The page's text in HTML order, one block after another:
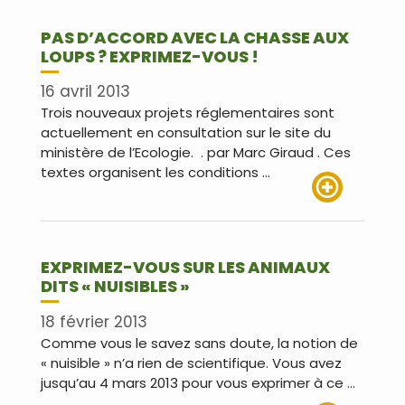
PAS D’ACCORD AVEC LA CHASSE AUX
LOUPS ? EXPRIMEZ-VOUS !
16 avril 2013
Trois nouveaux projets réglementaires sont
actuellement en consultation sur le site du
ministère de l’Ecologie. . par Marc Giraud . Ces
textes organisent les conditions …
EXPRIMEZ-VOUS SUR LES ANIMAUX
DITS « NUISIBLES »
18 février 2013
Comme vous le savez sans doute, la notion de
« nuisible » n’a rien de scientifique. Vous avez
jusqu’au 4 mars 2013 pour vous exprimer à ce …